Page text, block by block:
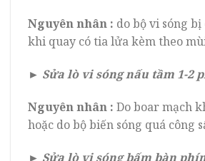
Nguyên nhân : do bộ vi sóng
khi quay có tia lửa kèm theo
► Sửa lò vi sóng nấu tầm 1-2
Nguyên nhân : Do boar mạch
hoặc do bộ biến sóng quá công
► Sửa lò vi sóng bấm bàn